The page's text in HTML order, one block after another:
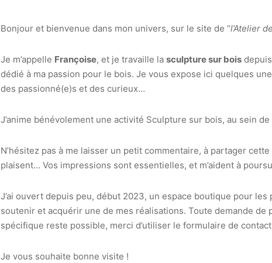
Bonjour et bienvenue dans mon univers, sur le site de “l’Atelier
Je m’appelle Françoise, et je travaille la sculpture sur bois
dédié à ma passion pour le bois. Je vous expose ici quelques
des passionné(e)s et des curieux…
J’anime bénévolement une activité Sculpture sur bois, au sein
N’hésitez pas à me laisser un petit commentaire, à partager
plaisent… Vos impressions sont essentielles, et m’aident à
J’ai ouvert depuis peu, début 2023, un espace boutique pour
soutenir et acquérir une de mes réalisations. Toute demande de
spécifique reste possible, merci d’utiliser le formulaire de
Je vous souhaite bonne visite !